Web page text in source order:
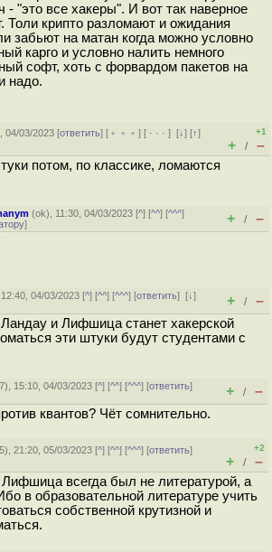
- "это все хакеры". И вот так наверное
Толи крипто разломают и ожидания
забьют на матан когда можно условно
карго и условно налить немного
софт, хоть с форвардом пакетов на
надо.
04/03/2023 [ответить] [ ﹢﹢﹢] [ · · ·][↓] [↑]
+1
+ / –
потом, по классике, ломаются
(ok), 11:30, 04/03/2023 [^] [^^] [^^^]
] + / –
04/03/2023 [^] [^^] [^^^] [ответить][↓]
+ / –
и Лифшица станет хакерской
эти штуки будут студентами с
), 15:10, 04/03/2023 [^] [^^] [^^^] [ответить]
+ / –
квантов? Чёт сомнительно.
), 21:20, 05/03/2023 [^] [^^] [^^^] [ответить]
+2
+ / –
всегда был не литературой, а
в образовательной литературе учить
собственной крутизной и